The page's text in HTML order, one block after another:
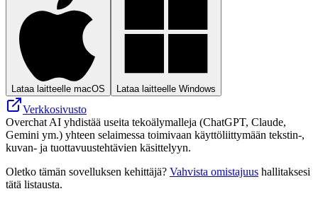
Lataa laitteelle macOS Lataa laitteelle Windows
Verkkosivusto
Overchat AI yhdistää useita tekoälymalleja (ChatGPT, Claude,
Gemini ym.) yhteen selaimessa toimivaan käyttöliittymään tekstin-,
kuvan- ja tuottavuustehtävien käsittelyyn.
Oletko tämän sovelluksen kehittäjä? Vahvista omistajuus hallitaksesi
tätä listausta.